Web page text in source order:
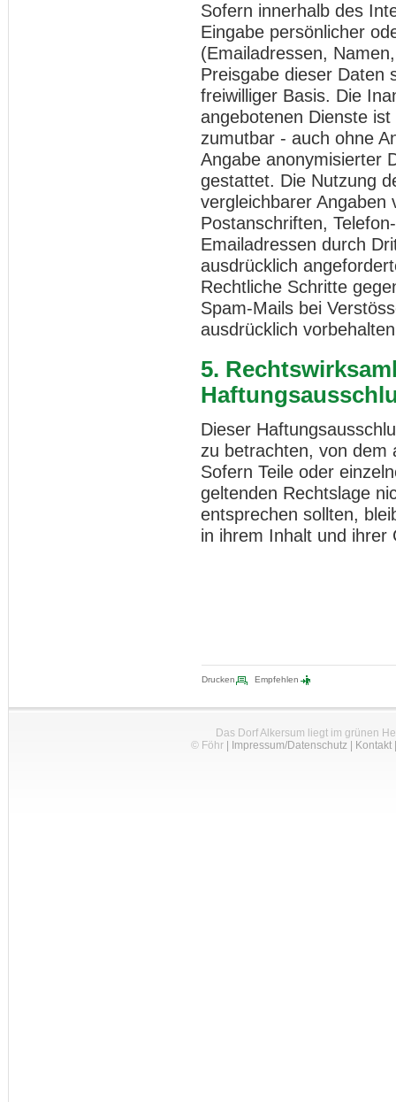
Sofern innerhalb des
Eingabe persönlicher
(Emailadressen,
Preisgabe dieser Daten
freiwilliger Basis. Die
angebotenen Dienste
zumutbar - auch ohne
Angabe anonymisierter
gestattet. Die Nutzung
vergleichbarer Angaben
Postanschriften,
Emailadressen durch
ausdrücklich
Rechtliche Schritte
Spam-Mails bei
ausdrücklich
5.
Dieser
zu betrachten, von dem
Sofern Teile oder
geltenden Rechtslage
entsprechen sollten,
in ihrem Inhalt und ihrer
Drucken Empfehlen
Das Dorf Alkersum liegt im grünen
© Föhr| Impressum/Datenschutz| Kontakt